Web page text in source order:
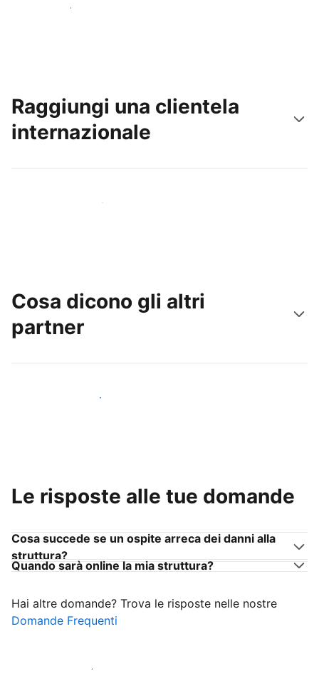
Inizia oggi stesso
Raggiungi una clientela
internazionale
Raggiungi subito nuovi ospiti
Cosa dicono gli altri
partner
Unisciti ad altri host come te
Le risposte alle tue domande
Cosa succede se un ospite arreca dei danni alla
struttura?
Quando sarà online la mia struttura?
Hai altre domande? Trova le risposte nelle nostre
Domande Frequenti
Inizia ad accogliere ospiti